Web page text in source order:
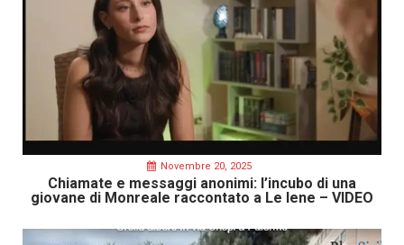
Novembre 20, 2025
Chiamate e messaggi anonimi: l’incubo di una
giovane di Monreale raccontato a Le Iene – VIDEO